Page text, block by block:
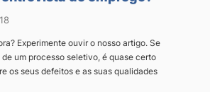
Experimente ouvir o nosso artigo. Se
um processo seletivo, é quase certo
os seus defeitos e as suas qualidades